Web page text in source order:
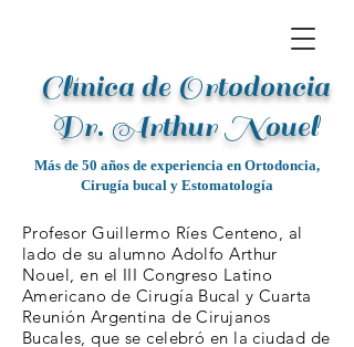
Clínica de Ortodoncia
Dr. Arthur Nouel
Más de 50 años de experiencia en Ortodoncia,
Cirugía bucal y Estomatología
Profesor Guillermo Ríes Centeno, al
lado de su alumno Adolfo Arthur
Nouel, en el III Congreso Latino
Americano de Cirugía Bucal y Cuarta
Reunión Argentina de Cirujanos
Bucales, que se celebró en la ciudad de